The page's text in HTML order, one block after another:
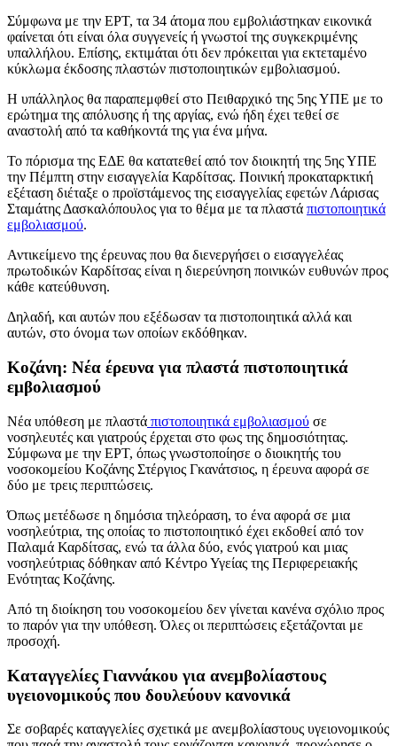
Σύμφωνα με την ΕΡΤ, τα 34 άτομα που εμβολιάστηκαν εικονικά
φαίνεται ότι είναι όλα συγγενείς ή γνωστοί της συγκεκριμένης
υπαλλήλου. Επίσης, εκτιμάται ότι δεν πρόκειται για εκτεταμένο
κύκλωμα έκδοσης πλαστών πιστοποιητικών εμβολιασμού.
Η υπάλληλος θα παραπεμφθεί στο Πειθαρχικό της 5ης ΥΠΕ με το
ερώτημα της απόλυσης ή της αργίας, ενώ ήδη έχει τεθεί σε
αναστολή από τα καθήκοντά της για ένα μήνα.
Το πόρισμα της ΕΔΕ θα κατατεθεί από τον διοικητή της 5ης ΥΠΕ
την Πέμπτη στην εισαγγελία Καρδίτσας. Ποινική προκαταρκτική
εξέταση διέταξε ο προϊστάμενος της εισαγγελίας εφετών Λάρισας
Σταμάτης Δασκαλόπουλος για το θέμα με τα πλαστά πιστοποιητικά
εμβολιασμού.
Αντικείμενο της έρευνας που θα διενεργήσει ο εισαγγελέας
πρωτοδικών Καρδίτσας είναι η διερεύνηση ποινικών ευθυνών προς
κάθε κατεύθυνση.
Δηλαδή, και αυτών που εξέδωσαν τα πιστοποιητικά αλλά και
αυτών, στο όνομα των οποίων εκδόθηκαν.
Κοζάνη: Νέα έρευνα για πλαστά πιστοποιητικά
εμβολιασμού
Νέα υπόθεση με πλαστά πιστοποιητικά εμβολιασμού σε
νοσηλευτές και γιατρούς έρχεται στο φως της δημοσιότητας.
Σύμφωνα με την ΕΡΤ, όπως γνωστοποίησε ο διοικητής του
νοσοκομείου Κοζάνης Στέργιος Γκανάτσιος, η έρευνα αφορά σε
δύο με τρεις περιπτώσεις.
Όπως μετέδωσε η δημόσια τηλεόραση, το ένα αφορά σε μια
νοσηλεύτρια, της οποίας το πιστοποιητικό έχει εκδοθεί από τον
Παλαμά Καρδίτσας, ενώ τα άλλα δύο, ενός γιατρού και μιας
νοσηλεύτριας δόθηκαν από Κέντρο Υγείας της Περιφερειακής
Ενότητας Κοζάνης.
Από τη διοίκηση του νοσοκομείου δεν γίνεται κανένα σχόλιο προς
το παρόν για την υπόθεση. Όλες οι περιπτώσεις εξετάζονται με
προσοχή.
Καταγγελίες Γιαννάκου για ανεμβολίαστους
υγειονομικούς που δουλεύουν κανονικά
Σε σοβαρές καταγγελίες σχετικά με ανεμβολίαστους υγειονομικούς